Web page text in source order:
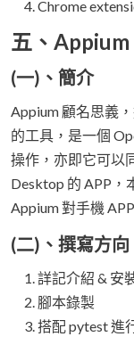
Chrome
五、
(一)、簡介
Appium 顧名思義
的工具，是一個
操作，亦即它可以
Desktop 的 APP，
Appium 對手機
(二)、撰寫方向
詳記介紹 & 安
腳本錄製
搭配 pytest 進